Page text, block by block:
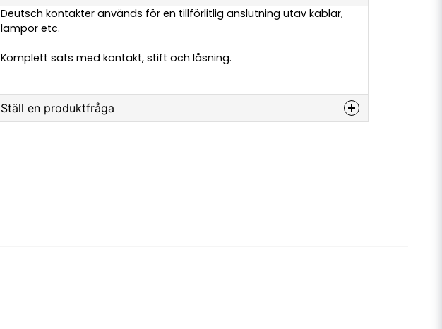
Deutsch kontakter används för en tillförlitlig anslutning utav kablar,
lampor etc.
Komplett sats med kontakt, stift och låsning.
Ställ en produktfråga